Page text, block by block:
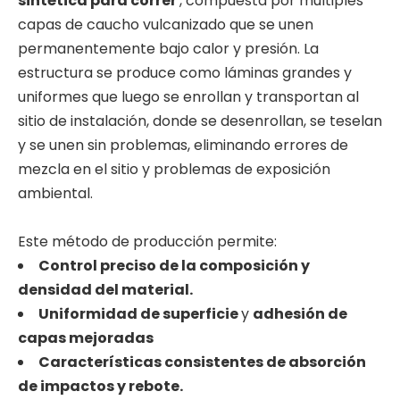
natural y caucho
sintético con aditivos
respetuosos con el
medio ambiente y tiene
una vida útil de 15 años.
capas de caucho vulcanizado que se unen
permanentemente bajo calor y presión. La
estructura se produce como láminas grandes y
uniformes que luego se enrollan y transportan al
sitio de instalación, donde se desenrollan, se teselan
y se unen sin problemas, eliminando errores de
mezcla en el sitio y problemas de exposición
ambiental.
Este método de producción permite:
Control preciso de la composición y
densidad del material.
Uniformidad de superficiey adhesión de
capas mejoradas
Características consistentes de absorción
de impactos y rebote.